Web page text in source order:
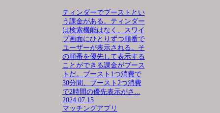
ティンダーでブーストとい
う課金がある。ティンダー
は検索機能はなく、スワイ
プ画面にひとりずつ順番で
ユーザーが表示される。そ
の順番を優先して表示する
ことができる課金がブース
トだ。ブースト1つ消費で
30分間、ブースト2つ消費
で2時間の優先表示がさ...
2024.07.15
マッチングアプリ